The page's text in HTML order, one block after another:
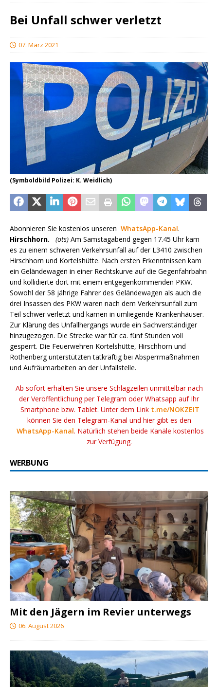
Bei Unfall schwer verletzt
07. März 2021
(Symboldbild Polizei: K. Weidlich)
Abonnieren Sie kostenlos unseren WhatsApp-Kanal.
Hirschhorn.
(ots) Am Samstagabend gegen 17.45 Uhr kam
es zu einem schweren Verkehrsunfall auf der L3410 zwischen
Hirschhorn und Kortelshütte. Nach ersten Erkenntnissen kam
ein Geländewagen in einer Rechtskurve auf die Gegenfahrbahn
und kollidierte dort mit einem entgegenkommenden PKW.
Sowohl der 58 jährige Fahrer des Geländewagen als auch die
drei Insassen des PKW waren nach dem Verkehrsunfall zum
Teil schwer verletzt und kamen in umliegende Krankenhäuser.
Zur Klärung des Unfallhergangs wurde ein Sachverständiger
hinzugezogen. Die Strecke war für ca. fünf Stunden voll
gesperrt. Die Feuerwehren Kortelshütte, Hirschhorn und
Rothenberg unterstützten tatkräftig bei Absperrmaßnahmen
und Aufräumarbeiten an der Unfallstelle.
Ab sofort erhalten Sie unsere Schlagzeilen unmittelbar nach
der Veröffentlichung per Telegram oder Whatsapp auf Ihr
Smartphone bzw. Tablet. Unter dem Link t.me/NOKZEIT
können Sie den Telegram-Kanal und hier gibt es den
WhatsApp-Kanal. Natürlich stehen beide Kanäle kostenlos
zur Verfügung.
WERBUNG
Mit den Jägern im Revier unterwegs
06. August 2026